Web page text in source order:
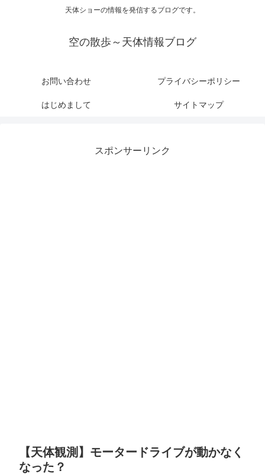
天体ショーの情報を発信するブログです。
空の散歩～天体情報ブログ
お問い合わせ プライバシーポリシー
はじめまして サイトマップ
スポンサーリンク
【天体観測】モータードライブが動かなく
なった？